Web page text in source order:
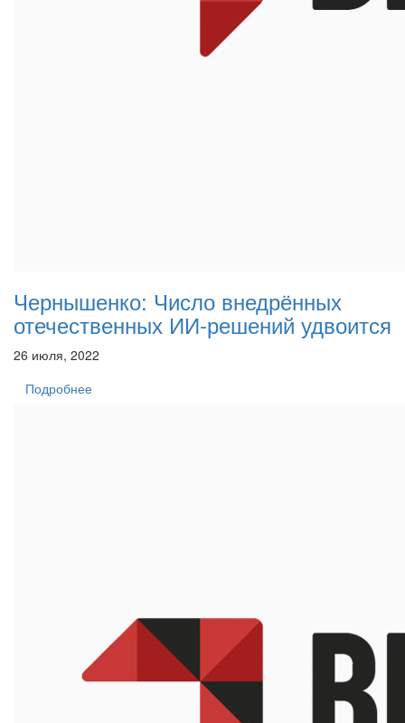
Чернышенко: Число внедрённых
отечественных ИИ-решений удвоится
26 июля, 2022
Подробнее